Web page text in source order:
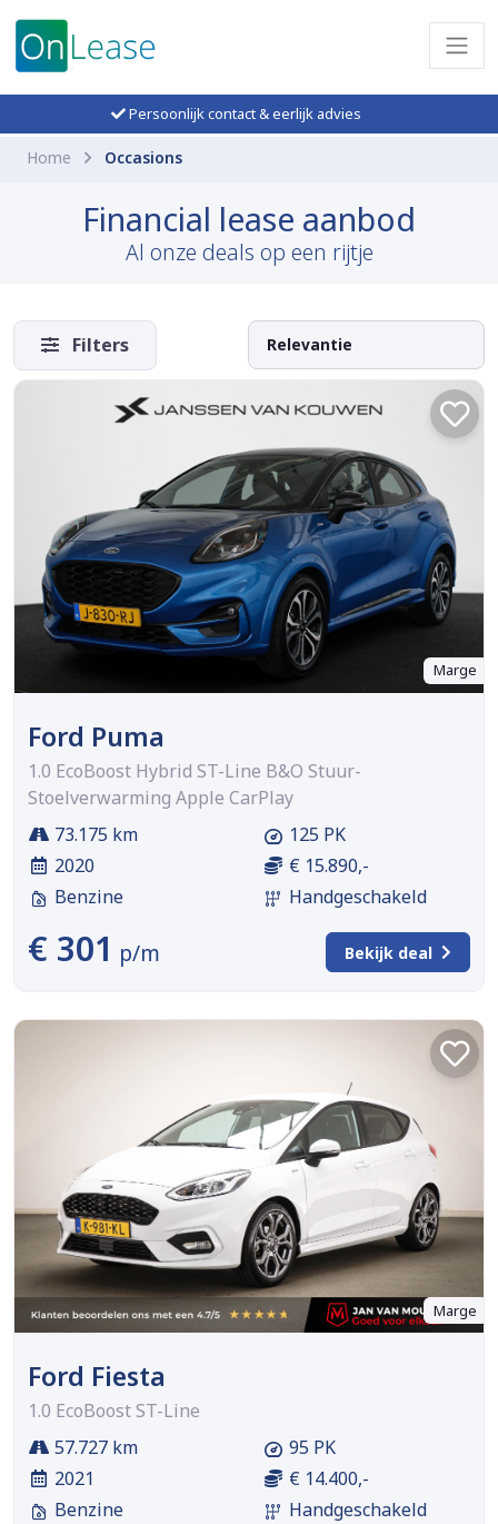
Persoonlijk contact & eerlijk advies
Home Occasions
Financial lease aanbod
Al onze deals op een rijtje
Filters
Marge
Ford Puma
1.0 EcoBoost Hybrid ST-Line B&O Stuur-
Stoelverwarming Apple CarPlay
73.175 km
2020
Benzine
125 PK
€ 15.890,-
Handgeschakeld
€ 301 p/m Bekijk deal
Marge
Ford Fiesta
1.0 EcoBoost ST-Line
57.727 km
2021
Benzine
95 PK
€ 14.400,-
Handgeschakeld